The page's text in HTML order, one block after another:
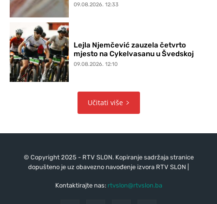
09.08.2026. 12:33
Lejla Njemčević zauzela četvrto
mjesto na Cykelvasanu u Švedskoj
09.08.2026. 12:10
Učitati više
© Copyright 2025 - RTV SLON. Kopiranje sadržaja stranice
dopušteno je uz obavezno navođenje izvora RTV SLON |
Kontaktirajte nas: rtvslon@rtvslon.ba